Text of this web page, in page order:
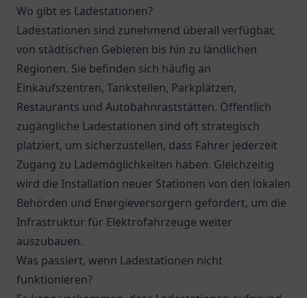
Wo gibt es Ladestationen?
Ladestationen sind zunehmend überall verfügbar,
von städtischen Gebieten bis hin zu ländlichen
Regionen. Sie befinden sich häufig an
Einkaufszentren, Tankstellen, Parkplätzen,
Restaurants und Autobahnraststätten. Öffentlich
zugängliche Ladestationen sind oft strategisch
platziert, um sicherzustellen, dass Fahrer jederzeit
Zugang zu Lademöglichkeiten haben. Gleichzeitig
wird die Installation neuer Stationen von den lokalen
Behörden und Energieversorgern gefördert, um die
Infrastruktur für Elektrofahrzeuge weiter
auszubauen.
Was passiert, wenn Ladestationen nicht
funktionieren?